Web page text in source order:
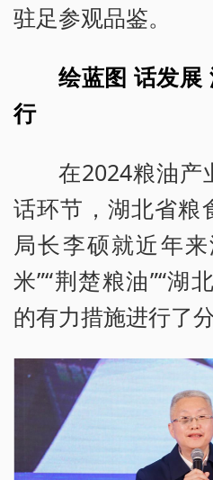
驻足参观品鉴。
绘蓝图 话发展
行
在2024粮油产
话环节，湖北省粮
局长李硕就近年
米”“荆楚粮油”“湖
的有力措施进行了分